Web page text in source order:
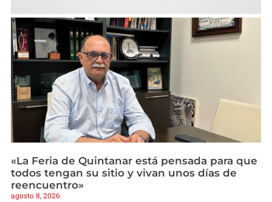
«La Feria de Quintanar está pensada para que
todos tengan su sitio y vivan unos días de
reencuentro»
agosto 8, 2026